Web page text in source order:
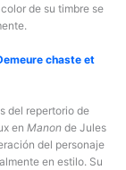
de su timbre se
chaste et
del repertorio de
en Manon de Jules
del personaje
en estilo. Su